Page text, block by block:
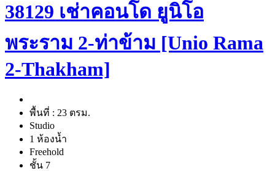
38129 เช่าคอนโด ยูนิโอ
พระราม 2-ท่าข้าม [Unio Rama
2-Thakham]
พื้นที่ : 23 ตรม.
Studio
1 ห้องน้ำ
Freehold
ชั้น 7